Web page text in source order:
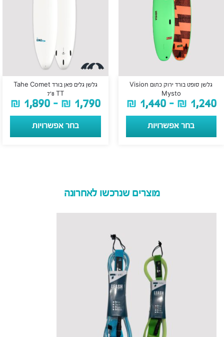
גלשן סופט בורד ירוק כתום Vision
Mysto
₪ 1,240
–
₪ 1,440
בחר אפשרויות
גלשן גלים פאן בורד Tahe Comet
7’8 TT
₪ 1,790
–
₪ 1,890
בחר אפשרויות
מוצרים שנרכשו לאחרונה